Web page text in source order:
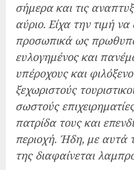
σήμερα και τις
αύριο. Είχα την τιμή
προσωπικά ως
ευλογημένος και
υπέροχους και
ξεχωριστούς
σωστούς
πατρίδα τους και
περιοχή. Ήδη, με αυτά
της διαφαίνεται